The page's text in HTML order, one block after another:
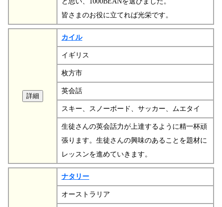
皆さまのお役に立てれば光栄です。
カイル
イギリス
枚方市
英会話
スキー、スノーボード、サッカー、ムエタイ
生徒さんの英会話力が上達するように精一杯頑
張ります。生徒さんの興味のあることを題材に
レッスンを進めていきます。
ナタリー
オーストラリア